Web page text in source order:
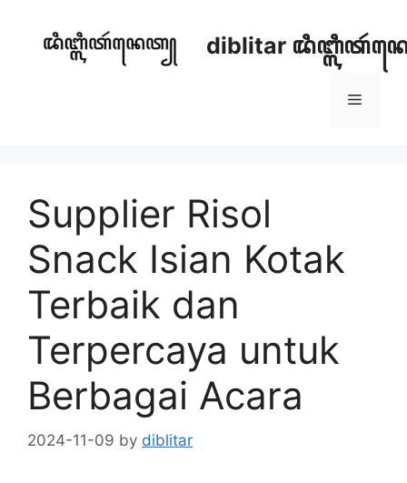
content
diblitar
Menu
Supplier Risol
Snack Isian Kotak
Terbaik dan
Terpercaya untuk
Berbagai Acara
2024-11-09 by diblitar